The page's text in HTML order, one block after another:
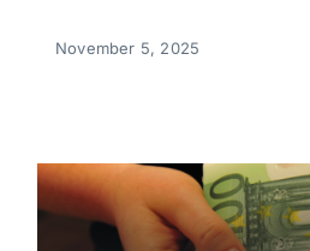
November 5, 2025